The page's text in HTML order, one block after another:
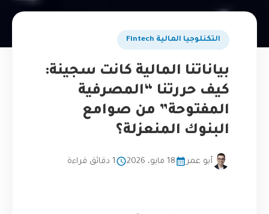
التكنلوجيا المالية Fintech
بياناتنا المالية كانت سجينة:
كيف حررتنا “المصرفية
المفتوحة” من صوامع
البنوك المنعزلة؟
أبو عمر 18 مايو، 2026 1 دقائق قراءة